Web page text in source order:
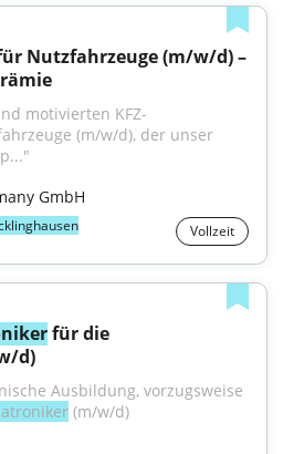
Nutzfahrzeuge (m/w/d) –
motivierten KFZ-
(m/w/d), der unser
GmbH
Vollzeit
für die
d)
Ausbildung, vorzugsweise
(m/w/d)